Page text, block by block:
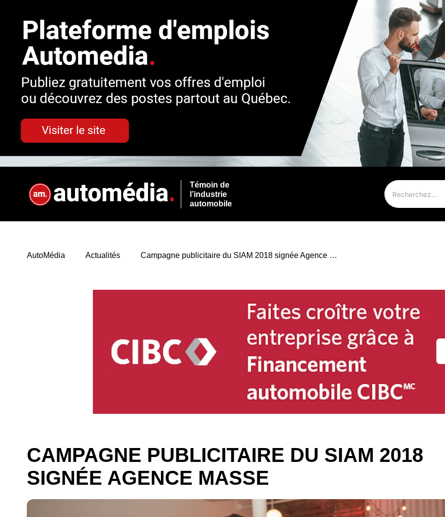
Témoin de
l’industrie
automobile
AutoMédia Actualités Campagne publicitaire du SIAM 2018 signée Agence Masse
CAMPAGNE PUBLICITAIRE DU SIAM 2018
SIGNÉE AGENCE MASSE